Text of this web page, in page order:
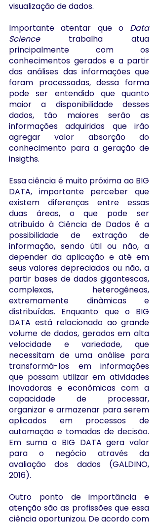
visualização de dados.
Importante atentar que o Data
Science trabalha atua
principalmente com os
conhecimentos gerados e a partir
das análises das informações que
foram processadas, dessa forma
pode ser entendido que quanto
maior a disponibilidade desses
dados, tão maiores serão as
informações adquiridas que irão
agregar valor absorção do
conhecimento para a geração de
insigths.
Essa ciência é muito próxima ao BIG
DATA, importante perceber que
existem diferenças entre essas
duas áreas, o que pode ser
atribuído à Ciência de Dados é a
possibilidade de extração de
informação, sendo útil ou não, a
depender da aplicação e até em
seus valores depreciados ou não, a
partir bases de dados gigantescas,
complexas, heterogêneas,
extremamente dinâmicas e
distribuídas. Enquanto que o BIG
DATA está relacionado ao grande
volume de dados, gerados em alta
velocidade e variedade, que
necessitam de uma análise para
transformá-los em informações
que possam utilizar em atividades
inovadoras e econômicas com a
capacidade de processar,
organizar e armazenar para serem
aplicados em processos de
automação e tomadas de decisão.
Em suma o BIG DATA gera valor
para o negócio através da
avaliação dos dados (GALDINO,
2016).
Outro ponto de importância e
atenção são as profissões que essa
ciência oportunizou. De acordo com